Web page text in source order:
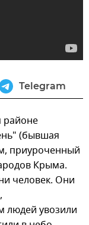
Telegram
районе
(бывшая
приуроченный
Крыма.
человек. Они
людей увозили